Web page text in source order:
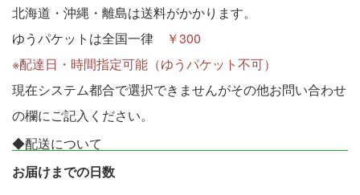
北海道・沖縄・離島は送料がかかります。
ゆうパケットは全国一律
￥300
※配達日・時間指定可能（ゆうパケット不可）
現在システム都合で選択できませんがその他お問い合わせ
の欄にご記入ください。
◆配送について
お届けまでの日数